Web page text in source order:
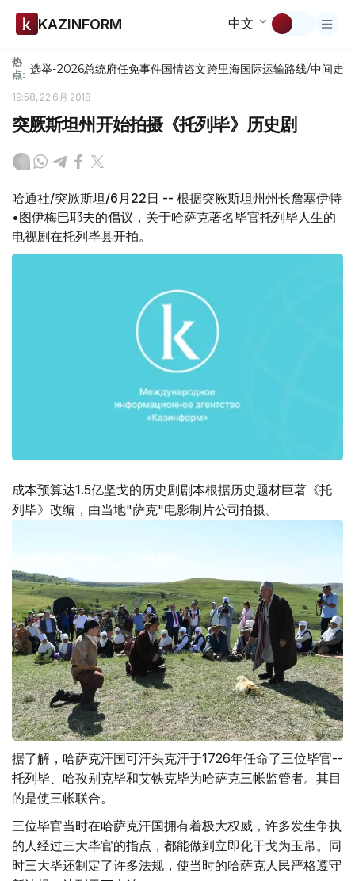
KAZINFORM 中文
热
点: 选举-2026总统府任免事件国情咨文跨里海国际运输路线/中间走廊
19:58, 22 6月 2018
突厥斯坦州开始拍摄《托列毕》历史剧
哈通社/突厥斯坦/6月22日 -- 根据突厥斯坦州州长詹塞伊特
•图伊梅巴耶夫的倡议，关于哈萨克著名毕官托列毕人生的
电视剧在托列毕县开拍。
成本预算达1.5亿坚戈的历史剧剧本根据历史题材巨著《托
列毕》改编，由当地"萨克"电影制片公司拍摄。
据了解，哈萨克汗国可汗头克汗于1726年任命了三位毕官--
托列毕、哈孜别克毕和艾铁克毕为哈萨克三帐监管者。其目
的是使三帐联合。
三位毕官当时在哈萨克汗国拥有着极大权威，许多发生争执
的人经过三大毕官的指点，都能做到立即化干戈为玉帛。同
时三大毕还制定了许多法规，使当时的哈萨克人民严格遵守